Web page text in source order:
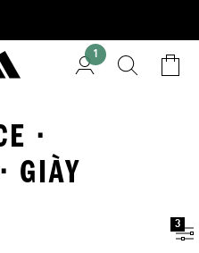
1
·
GIÀY
3